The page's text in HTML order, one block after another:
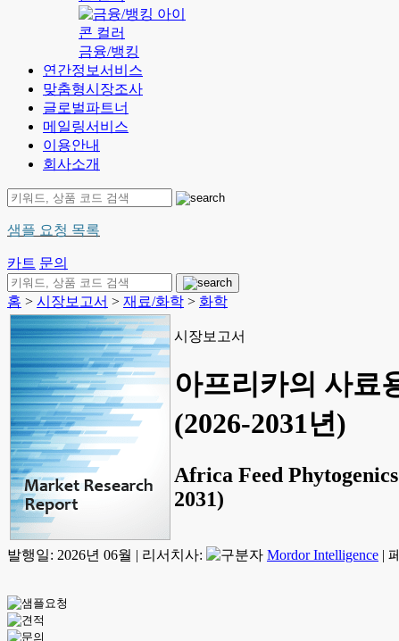
금융/뱅킹
연간정보서비스
맞춤형시장조사
글로벌파트너
메일링서비스
이용안내
회사소개
샘플 요청 목록
카트 문의
홈 > 시장보고서 > 재료/화학 > 화학
시장보고서
아프리카의 사료
(2026-2031년)
Africa Feed
2031)
발행일: 2026년 06월 | 리서치사: Mordor Intelligence |